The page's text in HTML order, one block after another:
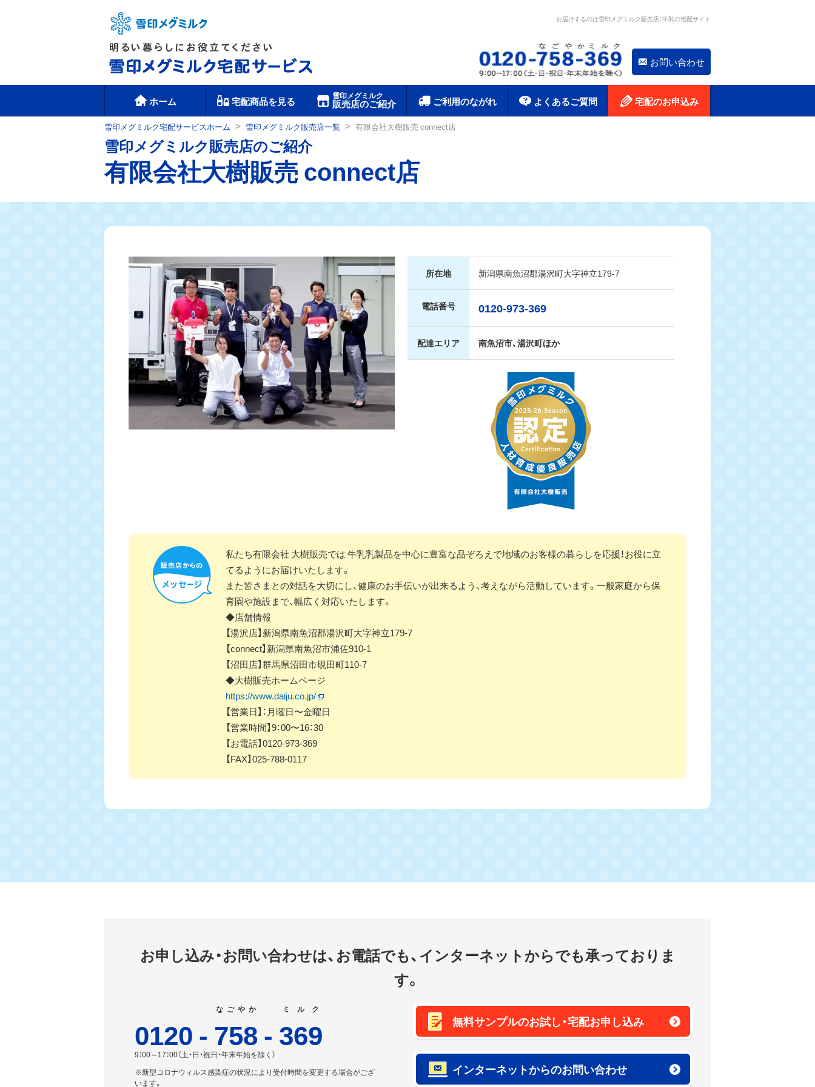
お届けするのは雪印メグミルク販売店：牛乳の宅配サイト
お問い合わせ
ホーム 宅配商品を見る 雪印メグミルク
販売店のご紹介 ご利用のながれ よくあるご質問 宅配のお申込み
雪印メグミルク宅配サービスホーム > 雪印メグミルク販売店一覧 > 有限会社大樹販売 connect店
雪印メグミルク販売店のご紹介
有限会社大樹販売 connect店
所在地 新潟県南魚沼郡湯沢町大字神立179-7
電話番号 0120-973-369
配達エリア 南魚沼市、湯沢町ほか
私たち有限会社 大樹販売では 牛乳乳製品を中心に豊富な品ぞろえで地域のお客様の暮らしを応援！お役に立
てるようにお届けいたします。
また皆さまとの対話を大切にし、健康のお手伝いが出来るよう、考えながら活動しています。一般家庭から保
育園や施設まで、幅広く対応いたします。
◆店舗情報
【湯沢店】新潟県南魚沼郡湯沢町大字神立179-7
【connect】新潟県南魚沼市浦佐910-1
【沼田店】群馬県沼田市硯田町110-7
◆大樹販売ホームページ
https://www.daiju.co.jp/
【営業日】：月曜日〜金曜日
【営業時間】9：00〜16：30
【お電話】0120-973-369
【FAX】025-788-0117
お申し込み・お問い合わせは、お電話でも、インターネットからでも承っておりま
す。
0120- 758
なごやか
- 369
ミルク
9：00～17：00（土・日・祝日・年末年始を除く）
※新型コロナウィルス感染症の状況により受付時間を変更する場合がござ
います。
無料サンプルのお試し・宅配お申し込み
インターネットからのお問い合わせ